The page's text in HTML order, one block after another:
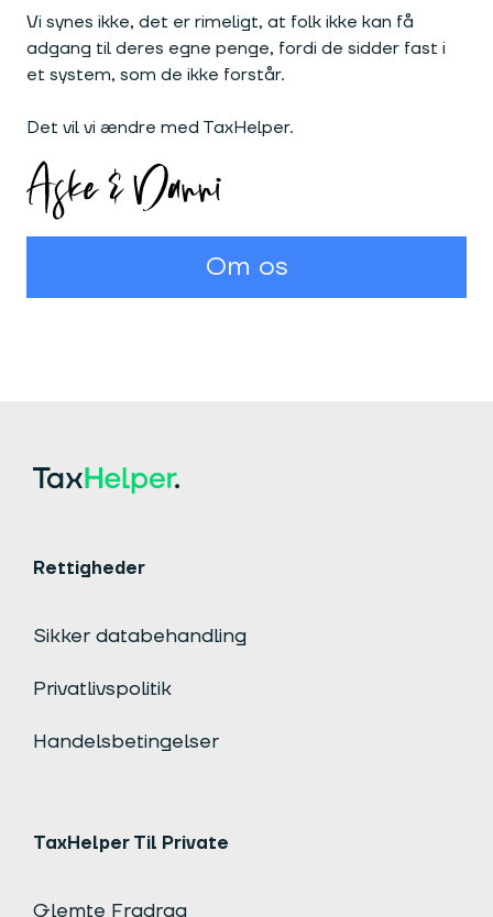
Vi synes ikke, det er rimeligt, at folk ikke kan få
adgang til deres egne penge, fordi de sidder fast i
et system, som de ikke forstår.
Det vil vi ændre med TaxHelper.
Om os
Rettigheder
Sikker databehandling
Privatlivspolitik
Handelsbetingelser
TaxHelper Til Private
Glemte Fradrag